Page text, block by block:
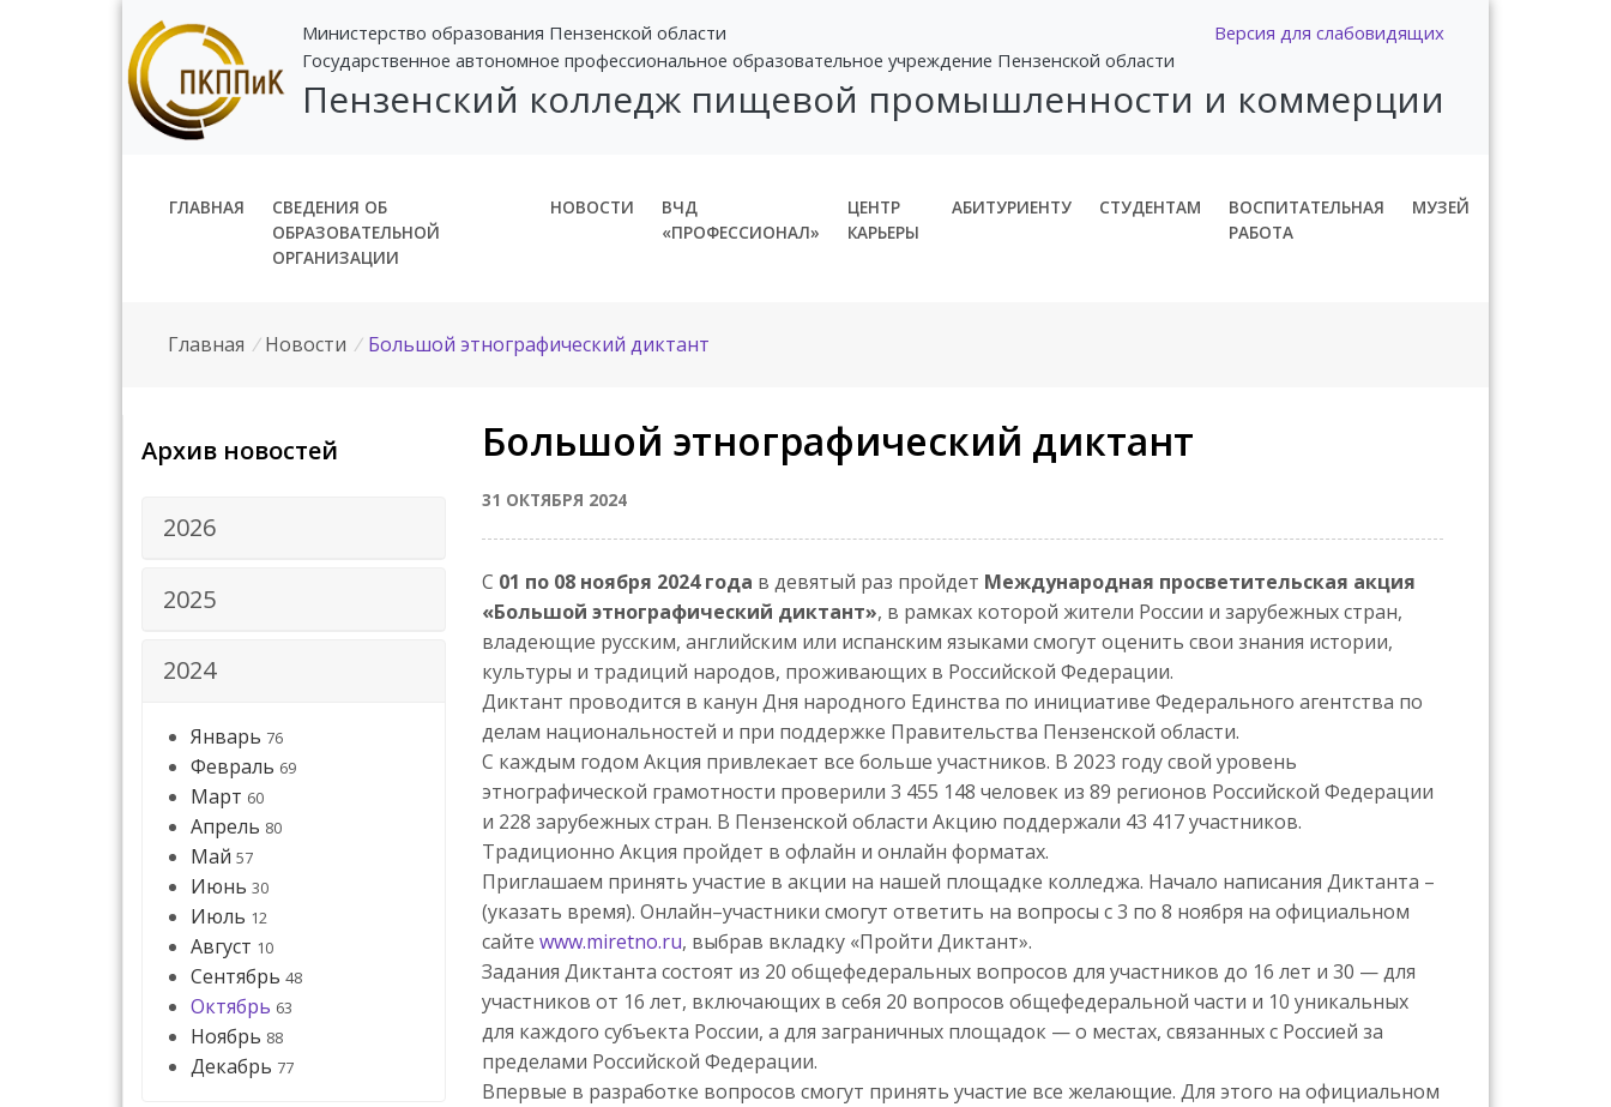
Версия для слабовидящих
Министерство образования Пензенской области
Государственное автономное профессиональное образовательное учреждение Пензенской области
Пензенский колледж пищевой промышленности и коммерции
ГЛАВНАЯ
СВЕДЕНИЯ ОБ
ОБРАЗОВАТЕЛЬНОЙ
ОРГАНИЗАЦИИ
НОВОСТИ
ВЧД
«ПРОФЕССИОНАЛ»
ЦЕНТР
КАРЬЕРЫ
АБИТУРИЕНТУ СТУДЕНТАМ
ВОСПИТАТЕЛЬНАЯ
РАБОТА
МУЗЕЙ
Главная / Новости / Большой этнографический диктант
Архив новостей
2026
2025
2024
Январь 76
Февраль 69
Март 60
Апрель 80
Май 57
Июнь 30
Июль 12
Август 10
Сентябрь 48
Октябрь 63
Ноябрь 88
Декабрь 77
Большой этнографический диктант
31 ОКТЯБРЯ 2024
С 01 по 08 ноября 2024 года в девятый раз пройдет Международная просветительская акция
«Большой этнографический диктант», в рамках которой жители России и зарубежных стран,
владеющие русским, английским или испанским языками смогут оценить свои знания истории,
культуры и традиций народов, проживающих в Российской Федерации.
Диктант проводится в канун Дня народного Единства по инициативе Федерального агентства по
делам национальностей и при поддержке Правительства Пензенской области.
С каждым годом Акция привлекает все больше участников. В 2023 году свой уровень
этнографической грамотности проверили 3 455 148 человек из 89 регионов Российской Федерации
и 228 зарубежных стран. В Пензенской области Акцию поддержали 43 417 участников.
Традиционно Акция пройдет в офлайн и онлайн форматах.
Приглашаем принять участие в акции на нашей площадке колледжа. Начало написания Диктанта –
(указать время). Онлайн–участники смогут ответить на вопросы с 3 по 8 ноября на официальном
сайте www.miretno.ru, выбрав вкладку «Пройти Диктант».
Задания Диктанта состоят из 20 общефедеральных вопросов для участников до 16 лет и 30 — для
участников от 16 лет, включающих в себя 20 вопросов общефедеральной части и 10 уникальных
для каждого субъекта России, а для заграничных площадок — о местах, связанных с Россией за
пределами Российской Федерации.
Впервые в разработке вопросов смогут принять участие все желающие. Для этого на официальном